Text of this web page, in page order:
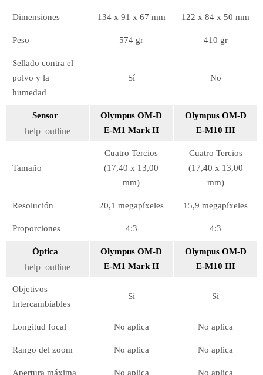
Dimensiones 134 x 91 x 67 mm 122 x 84 x 50 mm
Peso 574 gr 410 gr
Sellado contra el
polvo y la
humedad
Sí No
Sensor
help_outline
Olympus OM-D
E-M1 Mark II
Olympus OM-D
E-M10 III
Tamaño
Cuatro Tercios
(17,40 x 13,00
mm)
Cuatro Tercios
(17,40 x 13,00
mm)
Resolución 20,1 megapíxeles 15,9 megapíxeles
Proporciones 4:3 4:3
Óptica
help_outline
Olympus OM-D
E-M1 Mark II
Olympus OM-D
E-M10 III
Objetivos
Intercambiables
Sí Sí
Longitud focal No aplica No aplica
Rango del zoom No aplica No aplica
Apertura máxima No aplica No aplica